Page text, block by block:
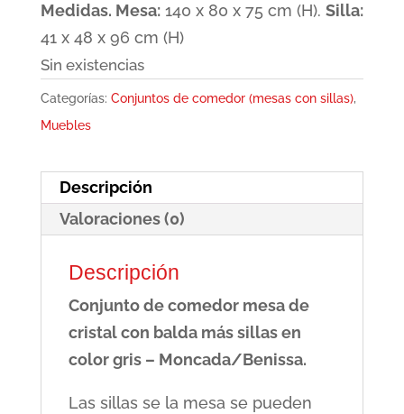
Medidas. Mesa:140 x 80 x 75 cm (H). Silla:
41 x 48 x 96 cm (H)
Sin existencias
Categorías: Conjuntos de comedor (mesas con sillas),
Muebles
Descripción
Valoraciones (0)
Descripción
Conjunto de comedor mesa de
cristal con balda más sillas en
color gris – Moncada/Benissa.
Las sillas se la mesa se pueden